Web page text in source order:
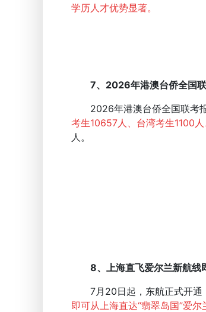
学历人才优势显著。
7、2026年港澳台侨全国
2026年港澳台侨全国联考报
考生10657人、台湾考生1100
人。
8、上海直飞爱尔兰新航线
7月20日起，东航正式开通
即可从上海直达“翡翠岛国”爱尔